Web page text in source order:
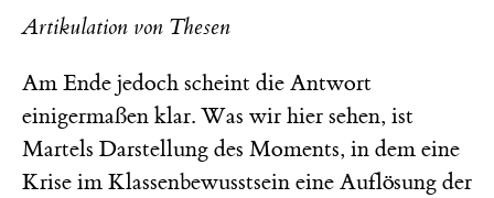
Artikulation von Thesen
Am Ende jedoch scheint die Antwort
einigermaßen klar. Was wir hier sehen, ist
Martels Darstellung des Moments, in dem eine
Krise im Klassenbewusstsein eine Auflösung der